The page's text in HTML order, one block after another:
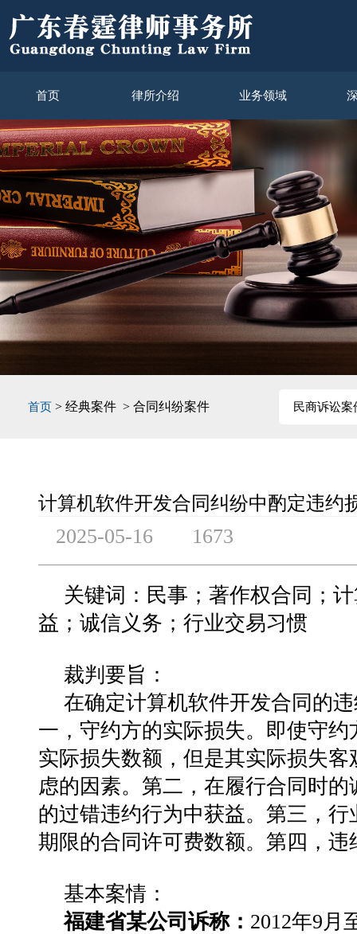
首页 律所介绍 业务领域
首页 > 经典案件 > 合同纠纷案件 民商诉讼案
计算机软件开发合同纠纷中酌定违约
2025-05-16 1673
关键词：民事；著作权合同；
益；诚信义务；行业交易习惯
裁判要旨：
在确定计算机软件开发合同的
一，守约方的实际损失。即使守
实际损失数额，但是其实际损失
虑的因素。第二，在履行合同时
的过错违约行为中获益。第三，
期限的合同许可费数额。第四，
基本案情：
福建省某公司诉称： 2012年9月